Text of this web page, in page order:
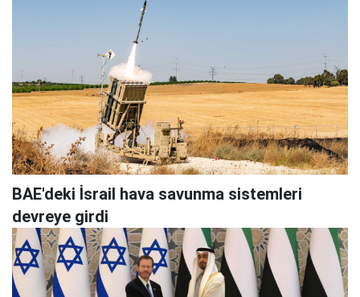
BAE'deki İsrail hava savunma sistemleri
devreye girdi